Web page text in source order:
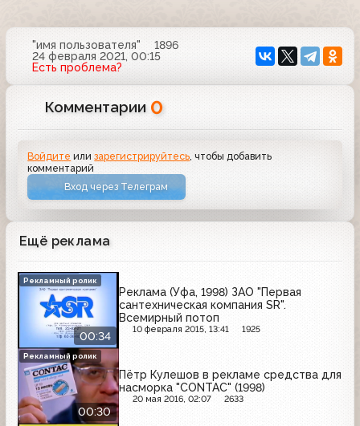
"имя пользователя"
1896
24 февраля 2021, 00:15
Есть проблема?
Комментарии 0
Войдите илизарегистрируйтесь , чтобы добавить
комментарий
Вход через Телеграм
Ещё реклама
00:34
Реклама (Уфа, 1998) ЗАО "Первая
сантехническая компания SR".
Всемирный потоп
10 февраля 2015, 13:41 1925
Рекламный ролик
00:30
Пётр Кулешов в рекламе средства для
насморка "CONTAC" (1998)
20 мая 2016, 02:07 2633
Рекламный ролик